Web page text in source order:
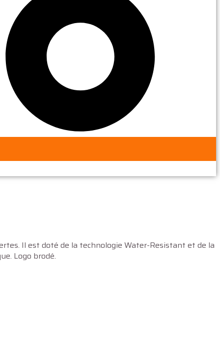
Il est doté de la technologie Water-Resistant et de la
Logo brodé.